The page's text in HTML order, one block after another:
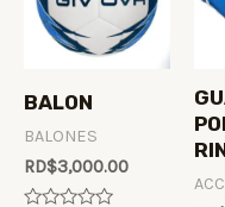
BALON
BALONES
RD$3,000.00